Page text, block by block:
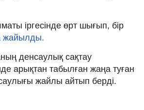
іргесінде өрт шығып, бір
жайылды.
денсаулық сақтау
арықтан табылған жаңа туған
жайлы айтып берді.